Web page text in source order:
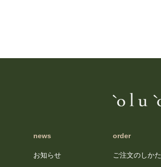
news
お知らせ
order
ご注文のしかた